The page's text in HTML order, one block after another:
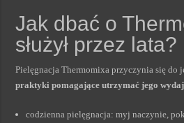
Jak dbać o
służył przez lata?
Pielęgnacja Thermomixa przyczynia się do
praktyki pomagające utrzymać jego
codzienna pielęgnacja: myj naczynie,